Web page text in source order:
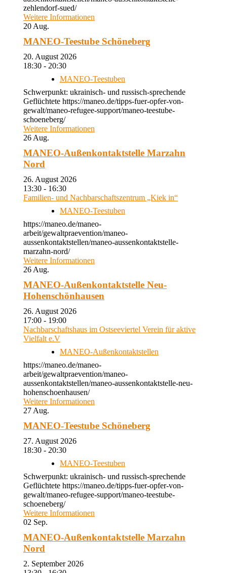
zehlendorf-sued/
Weitere Informationen
20 Aug.
MANEO-Teestube Schöneberg
20. August 2026
18:30 - 20:30
MANEO-Teestuben
Schwerpunkt: ukrainisch- und russisch-sprechende
Geflüchtete https://maneo.de/tipps-fuer-opfer-von-
gewalt/maneo-refugee-support/maneo-teestube-
schoeneberg/
Weitere Informationen
26 Aug.
MANEO-Außenkontaktstelle Marzahn
Nord
26. August 2026
13:30 - 16:30
Familien- und Nachbarschaftszentrum „Kiek in“
MANEO-Teestuben
https://maneo.de/maneo-
arbeit/gewaltpraevention/maneo-
aussenkontaktstellen/maneo-aussenkontaktstelle-
marzahn-nord/
Weitere Informationen
26 Aug.
MANEO-Außenkontaktstelle Neu-
Hohenschönhausen
26. August 2026
17:00 - 19:00
Nachbarschaftshaus im Ostseeviertel Verein für aktive
Vielfalt e.V
MANEO-Außenkontaktstellen
https://maneo.de/maneo-
arbeit/gewaltpraevention/maneo-
aussenkontaktstellen/maneo-aussenkontaktstelle-neu-
hohenschoenhausen/
Weitere Informationen
27 Aug.
MANEO-Teestube Schöneberg
27. August 2026
18:30 - 20:30
MANEO-Teestuben
Schwerpunkt: ukrainisch- und russisch-sprechende
Geflüchtete https://maneo.de/tipps-fuer-opfer-von-
gewalt/maneo-refugee-support/maneo-teestube-
schoeneberg/
Weitere Informationen
02 Sep.
MANEO-Außenkontaktstelle Marzahn
Nord
2. September 2026